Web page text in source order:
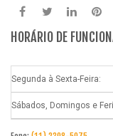
HORÁRIO DE
Segunda à Sexta-Feira:
Sábados, Domingos e